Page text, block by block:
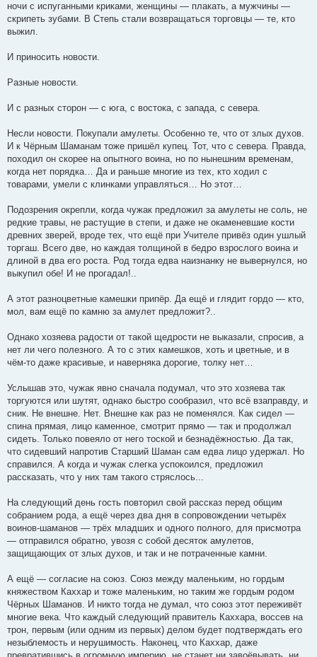
ночи с испуганными криками, женщины — плакать, а мужчины —
скрипеть зубами. В Степь стали возвращаться торговцы — те, кто
выжил.
И приносить новости.
Разные новости.
И с разных сторон — с юга, с востока, с запада, с севера.
Несли новости. Покупали амулеты. Особенно те, что от злых духов.
И к Чёрным Шаманам тоже пришёл купец. Тот, что с севера. Правда,
походил он скорее на опытного воина, но по нынешним временам,
когда нет порядка… Да и раньше многие из тех, кто ходил с
товарами, умели с клинками управляться… Но этот…
Подозрения окрепли, когда чужак предложил за амулеты не соль, не
редкие травы, не растущие в степи, и даже не окаменевшие кости
древних зверей, вроде тех, что ещё при Учителе привёз один ушлый
торгаш. Всего две, но каждая толщиной в бедро взрослого воина и
длиной в два его роста. Род тогда едва наизнанку не вывернулся, но
выкупил обе! И не прогадал!..
А этот разноцветные камешки припёр. Да ещё и глядит гордо — кто,
мол, вам ещё по камню за амулет предложит?..
Однако хозяева радости от такой щедрости не выказали, спросив, а
нет ли чего полезного. А то с этих камешков, хоть и цветные, и в
чём-то даже красивые, и наверняка дорогие, толку нет…
Услышав это, чужак явно сначала подумал, что это хозяева так
торгуются или шутят, однако быстро сообразил, что всё взаправду, и
сник. Не внешне. Нет. Внешне как раз не поменялся. Как сидел —
спина прямая, лицо каменное, смотрит прямо — так и продолжал
сидеть. Только повеяло от него тоской и безнадёжностью. Да так,
что сидевший напротив Старший Шаман сам едва лицо удержал. Но
справился. А когда и чужак слегка успокоился, предложил
рассказать, что у них там такого стряслось...
На следующий день гость повторил свой рассказ перед общим
собранием рода, а ещё через два дня в сопровождении четырёх
воинов-шаманов — трёх младших и одного полного, для присмотра
— отправился обратно, увозя с собой десяток амулетов,
защищающих от злых духов, и так и не потраченные камни.
А ещё — согласие на союз. Союз между маленьким, но гордым
княжеством Каххар и тоже маленьким, но таким же гордым родом
Чёрных Шаманов. И никто тогда не думал, что союз этот переживёт
многие века. Что каждый следующий правитель Каххара, воссев на
трон, первым (или одним из первых) делом будет подтверждать его
незыблемость и нерушимость. Наконец, что Каххар, даже